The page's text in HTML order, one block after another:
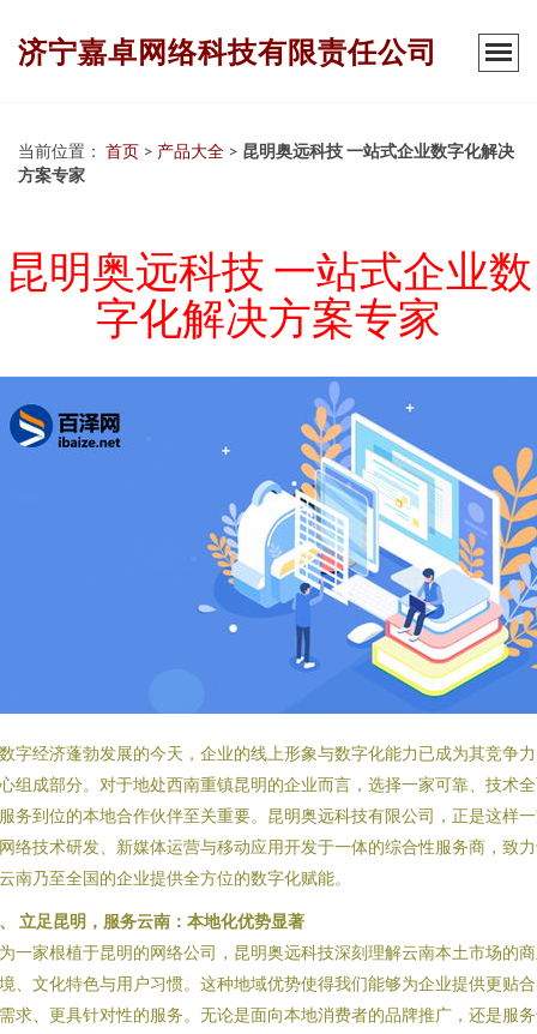
济宁嘉卓网络科技有限责任公司
当前位置： 首页 > 产品大全 > 昆明奥远科技 一站式企业数字化解决
方案专家
昆明奥远科技 一站式企业数
字化解决方案专家
字经济蓬勃发展的今天，企业的线上形象与数字化能力已成为其竞争
组成部分。对于地处西南重镇昆明的企业而言，选择一家可靠、技术
务到位的本地合作伙伴至关重要。昆明奥远科技有限公司，正是这样
络技术研发、新媒体运营与移动应用开发于一体的综合性服务商，致
南乃至全国的企业提供全方位的数字化赋能。
立足昆明，服务云南：本地化优势显著
一家根植于昆明的网络公司，昆明奥远科技深刻理解云南本土市场的
、文化特色与用户习惯。这种地域优势使得我们能够为企业提供更贴
求、更具针对性的服务。无论是面向本地消费者的品牌推广，还是服